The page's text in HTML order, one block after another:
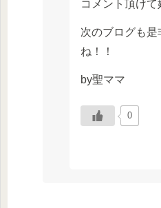
コメント頂けて
次のブログも
ね！！
by聖ママ
0